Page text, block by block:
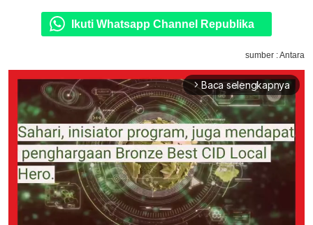
Ikuti Whatsapp Channel Republika
sumber : Antara
arrow_forward_ios Baca selengkapnya